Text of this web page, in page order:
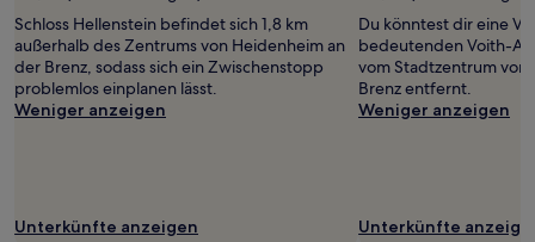
wurde.
Preise
und
Verfügbarkeiten
können
sich
Bedingungen
Schloss Hellenstein befindet sich 1,8 km
außerhalb des Zentrums von Heidenheim an
der Brenz, sodass sich ein Zwischenstopp
problemlos einplanen lässt.
Weniger anzeigen
Unterkünfte anzeigen
Du könntest dir eine
bedeutenden Voith-
vom Stadtzentrum von
Brenz entfernt.
Weniger anzeigen
Unterkünfte